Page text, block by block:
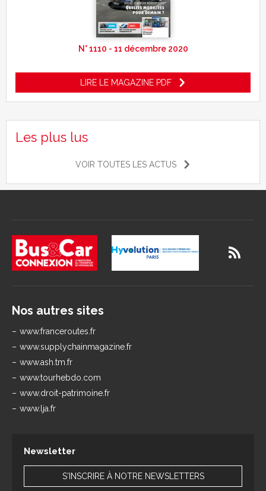
N° 1110 - 11 décembre 2020
LIRE LE MAGAZINE PDF
Les plus lus
VOIR TOUTES LES ACTUS
Nos autres sites
www.franceroutes.fr
www.supplychainmagazine.fr
www.ash.tm.fr
www.tourhebdo.com
www.droit-patrimoine.fr
www.lja.fr
Newsletter
S'INSCRIRE À NOTRE NEWSLETTERS